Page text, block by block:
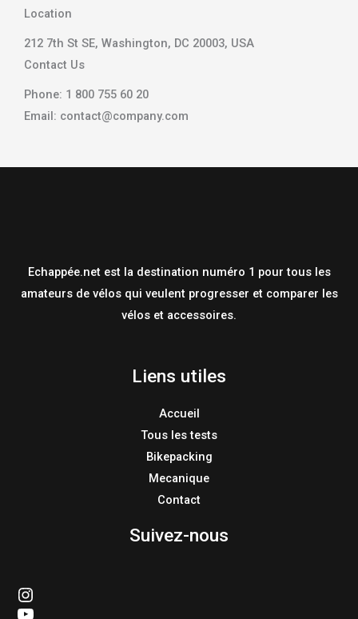
Location
212 7th St SE, Washington, DC 20003, USA
Contact Us
Phone: 1 800 755 60 20
Email: contact@company.com
Echappée.net est la destination numéro 1 pour tous les
amateurs de vélos qui veulent progresser et comparer les
vélos et accessoires.
Liens utiles
Accueil
Tous les tests
Bikepacking
Mecanique
Contact
Suivez-nous
echappee_
Echappee_net